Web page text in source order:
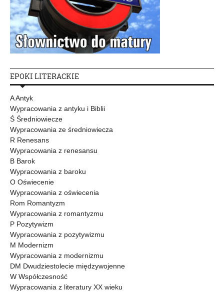
EPOKI LITERACKIE
A Antyk
Wypracowania z antyku i Biblii
Ś Średniowiecze
Wypracowania ze średniowiecza
R Renesans
Wypracowania z renesansu
B Barok
Wypracowania z baroku
O Oświecenie
Wypracowania z oświecenia
Rom Romantyzm
Wypracowania z romantyzmu
P Pozytywizm
Wypracowania z pozytywizmu
M Modernizm
Wypracowania z modernizmu
DM Dwudziestolecie międzywojenne
W Współczesność
Wypracowania z literatury XX wieku